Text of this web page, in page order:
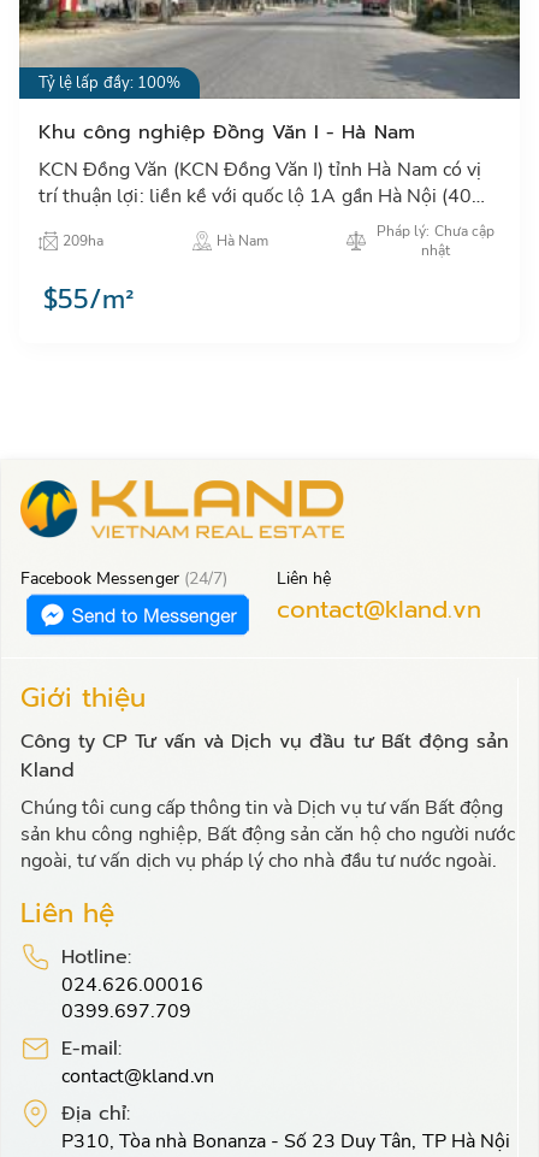
Tỷ lệ lấp đầy: 100%
Khu công nghiệp Đồng Văn I - Hà Nam
KCN Đồng Văn (KCN Đồng Văn I) tỉnh Hà Nam có vị
trí thuận lợi: liền kề với quốc lộ 1A gần Hà Nội (40
Nam…
209ha Hà Nam
Pháp lý: Chưa cập
nhật
$55/m²
Facebook Messenger (24/7) Liên hệ
contact@kland.vn
Giới thiệu
Công ty CP Tư vấn và Dịch vụ đầu tư Bất động sản
Kland
Chúng tôi cung cấp thông tin và Dịch vụ tư vấn Bất động
sản khu công nghiệp, Bất động sản căn hộ cho người nước
ngoài, tư vấn dịch vụ pháp lý cho nhà đầu tư nước ngoài.
Liên hệ
Hotline:
024.626.00016
0399.697.709
E-mail:
contact@kland.vn
Địa chỉ:
P310, Tòa nhà Bonanza - Số 23 Duy Tân, TP Hà Nội